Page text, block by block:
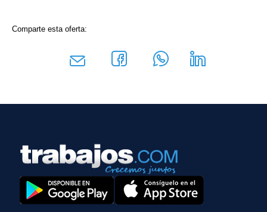
Comparte esta oferta: